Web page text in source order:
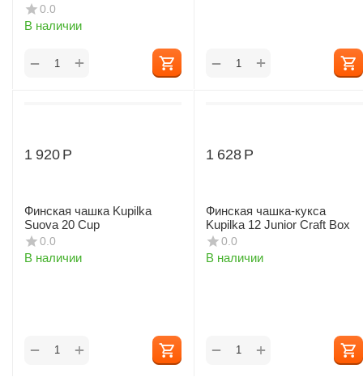
0.0
В наличии
+
− +
−
1 920 Р
Финская чашка Kupilka
Suova 20 Cup
0.0
В наличии
+
−
1 628 Р
Финская чашка-кукса
Kupilka 12 Junior Craft Box
0.0
В наличии
+
−